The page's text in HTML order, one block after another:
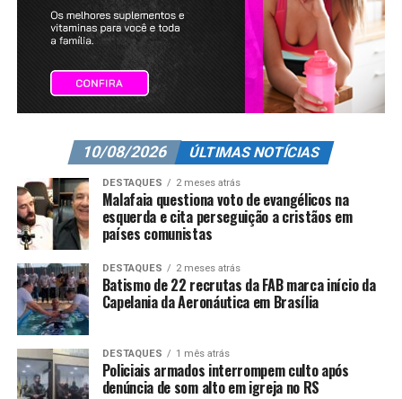
10/08/2026 ÚLTIMAS NOTÍCIAS
DESTAQUES 2 meses atrás
Malafaia questiona voto de evangélicos na
esquerda e cita perseguição a cristãos em
países comunistas
DESTAQUES 2 meses atrás
Batismo de 22 recrutas da FAB marca início da
Capelania da Aeronáutica em Brasília
DESTAQUES 1 mês atrás
Policiais armados interrompem culto após
denúncia de som alto em igreja no RS